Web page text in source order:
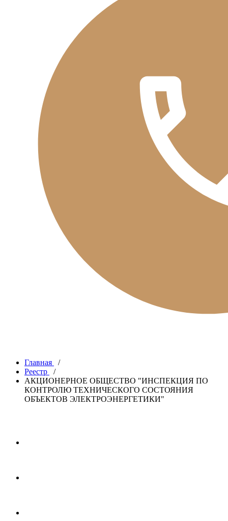
Главная
/
Реестр
/
АКЦИОНЕРНОЕ ОБЩЕСТВО "ИНСПЕКЦИЯ ПО
КОНТРОЛЮ ТЕХНИЧЕСКОГО СОСТОЯНИЯ
ОБЪЕКТОВ ЭЛЕКТРОЭНЕРГЕТИКИ"